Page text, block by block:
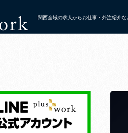
関西全域の求人からお仕事・外注紹介